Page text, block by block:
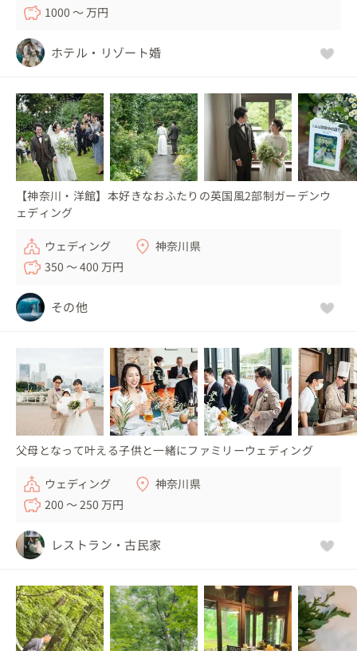
1000 〜 万円
ホテル・リゾート婚
【神奈川・洋館】本好きなおふたりの英国風2部制ガーデンウ
ェディング
ウェディング
神奈川県
350 〜 400 万円
その他
父母となって叶える子供と一緒にファミリーウェディング
ウェディング
神奈川県
200 〜 250 万円
レストラン・古民家